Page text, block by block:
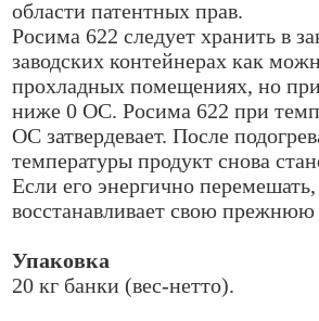
области патентных прав.
Росима 622 следует хранить в
заводских контейнерах как
прохладных помещениях, но
ниже 0 ОС. Росима 622 при
ОС затвердевает. После
температуры продукт снова
Если его энергично
восстанавливает свою прежнюю
Упаковка
20 кг банки (вес-нетто).